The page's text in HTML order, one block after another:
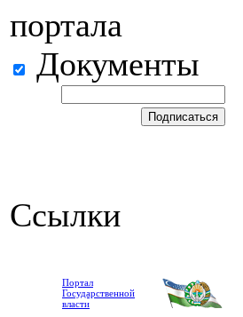
портала
Документы
Ссылки
Портал
Государственной
власти